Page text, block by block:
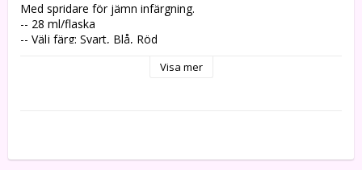
Med spridare för jämn infärgning.
-- 28 ml/flaska
-- Välj färg: Svart, Blå, Röd
Visa mer